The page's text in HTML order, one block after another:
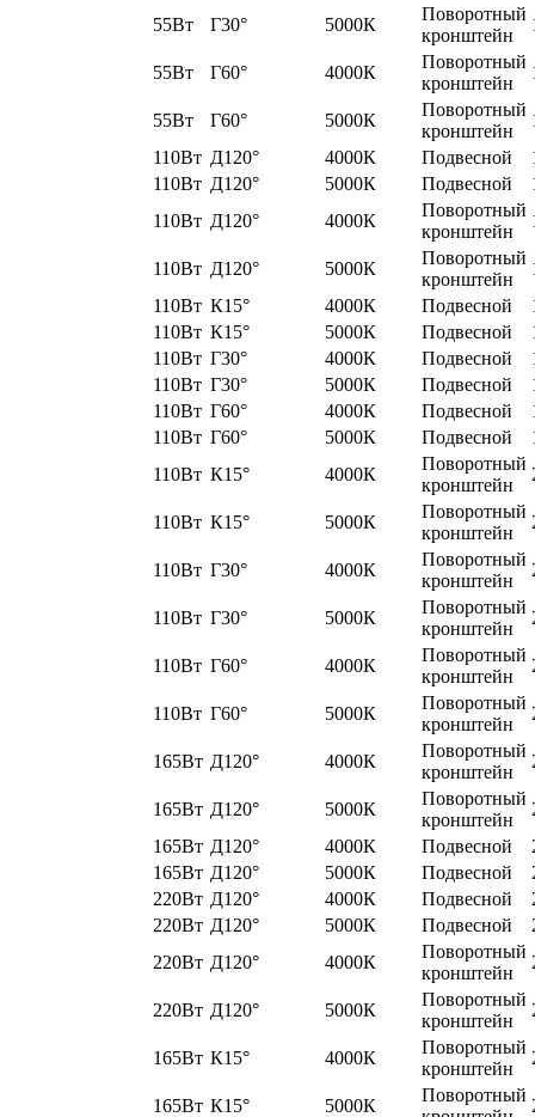
55Вт Г30° 5000К
Поворотный
кронштейн
55Вт Г60° 4000К
Поворотный
кронштейн
55Вт Г60° 5000К
Поворотный
кронштейн
110Вт Д120° 4000К Подвесной
110Вт Д120° 5000К Подвесной
110Вт Д120° 4000К
Поворотный
кронштейн
110Вт Д120° 5000К
Поворотный
кронштейн
110Вт К15° 4000К Подвесной
110Вт К15° 5000К Подвесной
110Вт Г30° 4000К Подвесной
110Вт Г30° 5000К Подвесной
110Вт Г60° 4000К Подвесной
110Вт Г60° 5000К Подвесной
110Вт К15° 4000К
Поворотный
кронштейн
110Вт К15° 5000К
Поворотный
кронштейн
110Вт Г30° 4000К
Поворотный
кронштейн
110Вт Г30° 5000К
Поворотный
кронштейн
110Вт Г60° 4000К
Поворотный
кронштейн
110Вт Г60° 5000К
Поворотный
кронштейн
165Вт Д120° 4000К
Поворотный
кронштейн
165Вт Д120° 5000К
Поворотный
кронштейн
165Вт Д120° 4000К Подвесной
165Вт Д120° 5000К Подвесной
220Вт Д120° 4000К Подвесной
220Вт Д120° 5000К Подвесной
220Вт Д120° 4000К
Поворотный
кронштейн
220Вт Д120° 5000К
Поворотный
кронштейн
165Вт К15° 4000К
Поворотный
кронштейн
165Вт К15° 5000К
Поворотный